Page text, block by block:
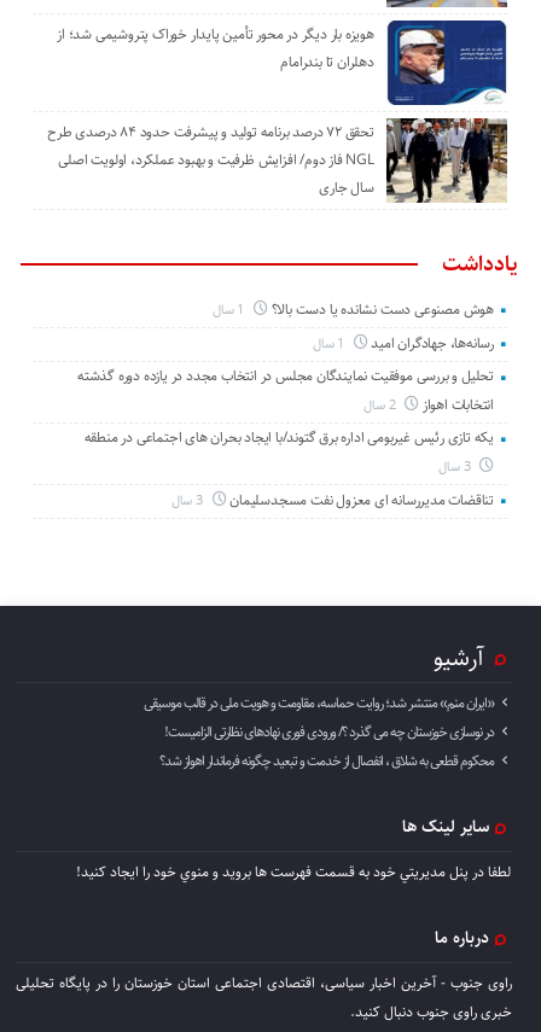
هویزه بار دیگر در محور تأمین پایدار خوراک پتروشیمی شد؛ از
دهلران تا بندرامام
تحقق ۷۲ درصد برنامه تولید و پیشرفت حدود ۸۴ درصدی طرح
NGL فاز دوم/ افزایش ظرفیت و بهبود عملکرد، اولویت اصلی
سال جاری
یادداشت
هوش مصنوعی دست نشانده یا دست بالا؟
رسانه‌ها، جهادگران امید
تحلیل و بررسی موفقیت نمایندگان مجلس در انتخاب مجدد در یازده دوره گذشته
انتخابات اهواز
2 سال
یکه تازی رئیس غیربومی اداره برق گتوند/با ایجاد بحران های اجتماعی در منطقه
3 سال
تناقضات مدیررسانه ای معزول نفت مسجدسلیمان 3 سال
آرشیو
«ایران منم» منتشر شد؛ روایت حماسه، مقاومت و هویت ملی در قالب موسیقی
در نوسازی خوزستان چه می گذرد ؟/ ورودی فوری نهادهای نظارتی الزامیست!
محکوم قطعی به شلاق ، انفصال از خدمت و تبعید چگونه فرماندار اهواز شد؟
سایر لینک ها
لطفا در پنل مديريتي خود به قسمت فهرست ها برويد و منوي خود را ايجاد كنيد!
درباره ما
راوی جنوب - آخرین اخبار سیاسی، اقتصادی اجتماعی استان خوزستان را در پایگاه تحلیلی
خبری راوی جنوب دنبال کنید.